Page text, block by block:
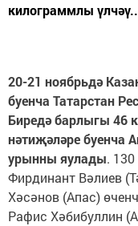
килограммлы
20-21 ноябрьдә
буенча Татарстан
Биредә барлыгы 46
нәтиҗәләре буенча
урынны яулады.
Фирдинант Вәлиев
Хәсәнов (Апас)
Рафис Хәбибуллин